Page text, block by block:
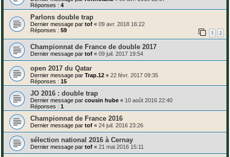
Réponses : 4
Parlons double trap
Dernier message par tof « 09 avr. 2018 16:22
Réponses : 59 1 2
Championnat de France de double 2017
Dernier message par tof « 09 juil. 2017 19:54
open 2017 du Qatar
Dernier message par Trap.12 « 22 févr. 2017 09:35
Réponses : 15
JO 2016 : double trap
Dernier message par cousin hube « 10 août 2016 22:40
Réponses : 1
Championnat de France 2016
Dernier message par tof « 24 juil. 2016 23:26
sélection national 2016 à Cernay
Dernier message par tof « 21 mai 2016 15:11